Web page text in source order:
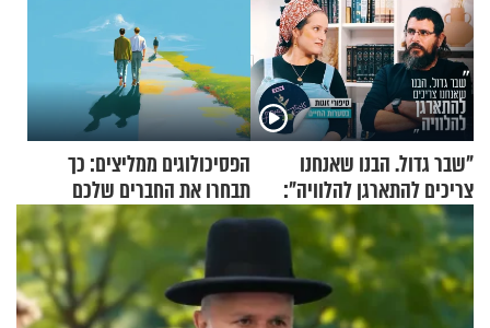
"שבר גדול. הבנו שאנחנו
צריכים להתארגן להלוויה":
זוגיות במבחן, הפעם עם מרים
וגד דנינו
הפסיכולוגים ממליצים: כך
תבחרו את החברים שלכם
בחיים